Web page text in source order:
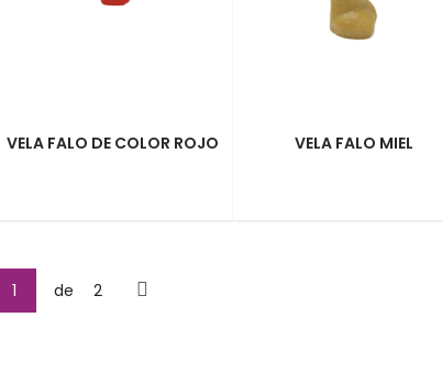
VELA FALO DE COLOR ROJO VELA FALO MIEL
1 de 2